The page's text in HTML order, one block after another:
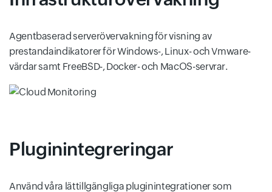
Agentbaserad serverövervakning för visning av
prestandaindikatorer för Windows-, Linux- och Vmware-
värdar samt FreeBSD-, Docker- och MacOS-servrar.
Pluginintegreringar
Använd våra lättillgängliga pluginintegrationer som